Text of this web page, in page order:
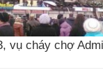
vụ cháy chợ